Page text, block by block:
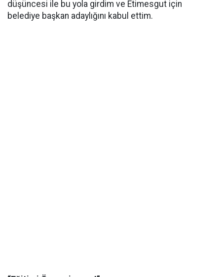
düşüncesi ile bu yola girdim ve Etimesgut için
belediye başkan adaylığını kabul ettim.